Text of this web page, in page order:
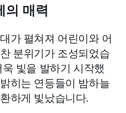
의 매력
가 펼쳐져 어린이와 어
분위기가 조성되었습
빛을 발하기 시작했
히는 연등들이 밤하늘
하게 빛났습니다.